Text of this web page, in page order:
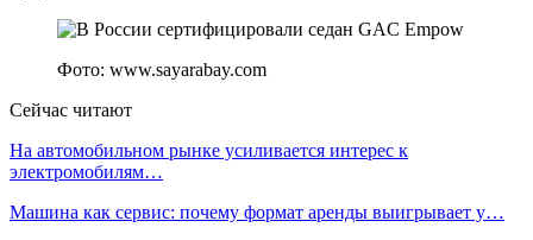
Фото: www.sayarabay.com
Сейчас читают
На автомобильном рынке усиливается интерес к
электромобилям…
Машина как сервис: почему формат аренды выигрывает у…